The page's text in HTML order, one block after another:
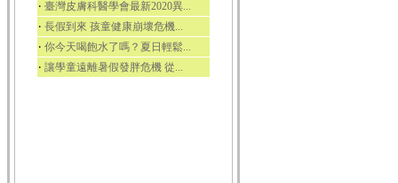
‧ 臺灣皮膚科醫學會最新2020異...
‧ 長假到來 孩童健康崩壞危機...
‧ 你今天喝飽水了嗎？夏日輕鬆...
‧ 讓學童遠離暑假發胖危機 從...